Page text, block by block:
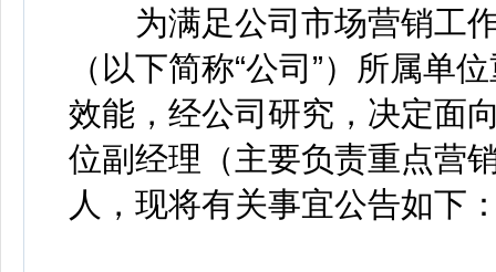
为满足公司市场营销工作
（以下简称“公司”）所属单
效能，经公司研究，决定面
位副经理（主要负责重点营
人，现将有关事宜公告如下